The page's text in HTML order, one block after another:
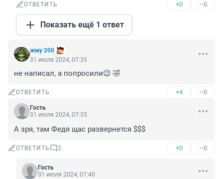
ОТВЕТИТЬ +0 –0
Показать ещё 1 ответ
жму 200
31 июля 2024, 07:35
не написал, а попросили😉 🤣
ОТВЕТИТЬ +4 –0
Гость
31 июля 2024, 07:35
А зря, там Федя щас развернется $$$
ОТВЕТИТЬ 2 +0 –0
Гость
31 июля 2024, 07:40